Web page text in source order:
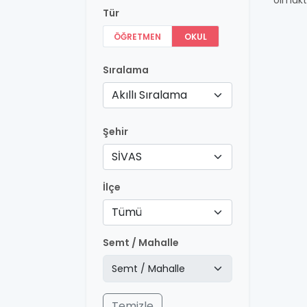
Tür
ÖĞRETMEN OKUL
Sıralama
Akıllı Sıralama
Şehir
SİVAS
İlçe
Tümü
Semt / Mahalle